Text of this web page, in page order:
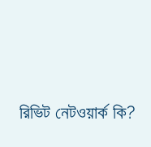
রিভিট নেটওয়ার্ক কি?